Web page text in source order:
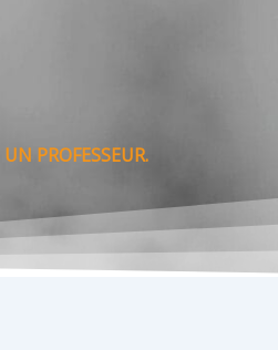
PROFESSEUR.